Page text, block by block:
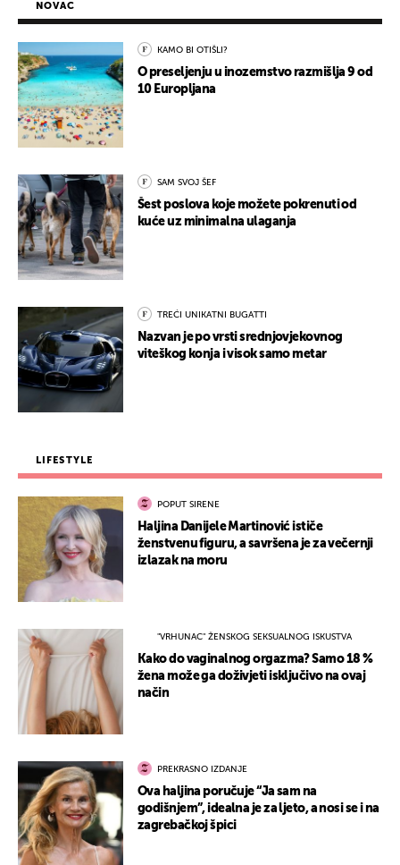
NOVAC
KAMO BI OTIŠLI?
O preseljenju u inozemstvo razmišlja 9 od
10 Europljana
SAM SVOJ ŠEF
Šest poslova koje možete pokrenuti od
kuće uz minimalna ulaganja
TREĆI UNIKATNI BUGATTI
Nazvan je po vrsti srednjovjekovnog
viteškog konja i visok samo metar
LIFESTYLE
POPUT SIRENE
Haljina Danijele Martinović ističe
ženstvenu figuru, a savršena je za večernji
izlazak na moru
"VRHUNAC" ŽENSKOG SEKSUALNOG ISKUSTVA
Kako do vaginalnog orgazma? Samo 18 %
žena može ga doživjeti isključivo na ovaj
način
PREKRASNO IZDANJE
Ova haljina poručuje “Ja sam na
godišnjem”, idealna je za ljeto, a nosi se i na
zagrebačkoj špici